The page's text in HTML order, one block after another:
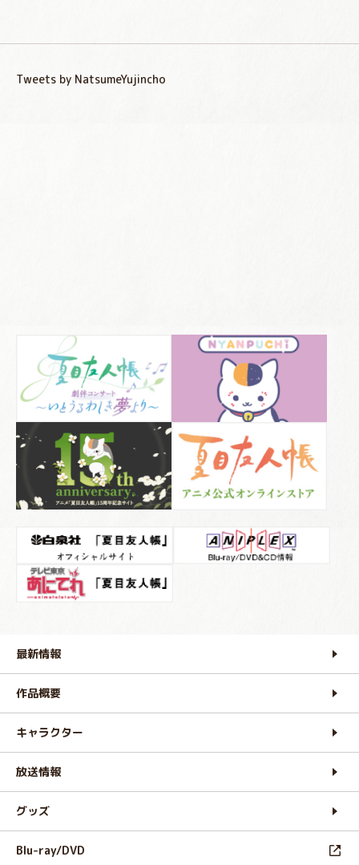
Tweets by NatsumeYujincho
最新情報
作品概要
キャラクター
放送情報
グッズ
Blu-ray/DVD